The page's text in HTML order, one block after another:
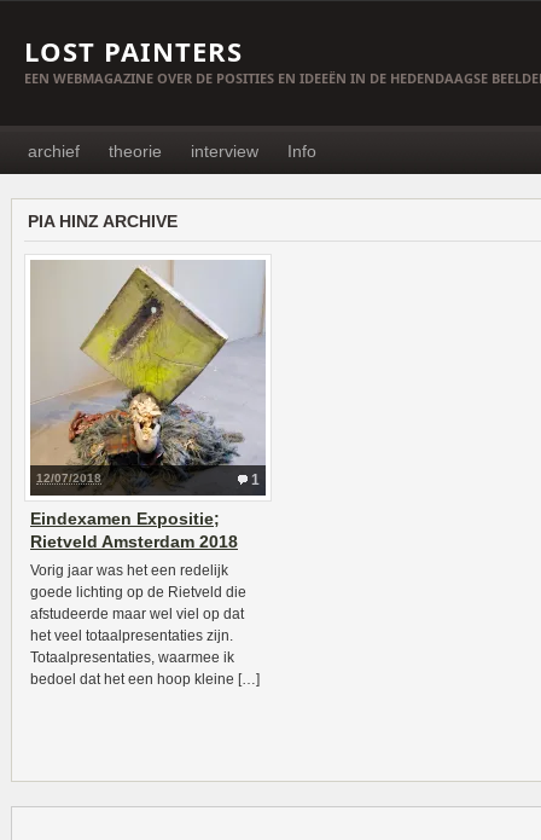
LOST PAINTERS
EEN WEBMAGAZINE OVER DE POSITIES EN IDEEËN IN DE HEDENDAAGSE
archief theorie interview Info
PIA HINZ ARCHIVE
1
12/07/2018
Eindexamen Expositie;
Rietveld Amsterdam 2018
Vorig jaar was het een redelijk
goede lichting op de Rietveld die
afstudeerde maar wel viel op dat
het veel totaalpresentaties zijn.
Totaalpresentaties, waarmee ik
bedoel dat het een hoop kleine […]